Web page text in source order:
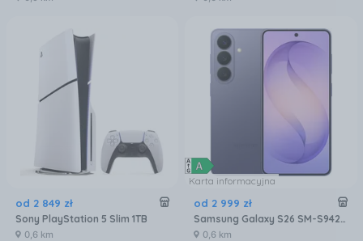
od 2 849 zł
Sony PlayStation 5 Slim 1TB
0,6 km
Karta informacyjna
od 2 999 zł
Samsung Galaxy S26 SM-S942 12/256GB Fioletowy
0,6 km